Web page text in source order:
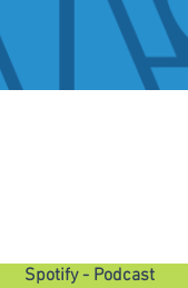
Spotify - Podcast